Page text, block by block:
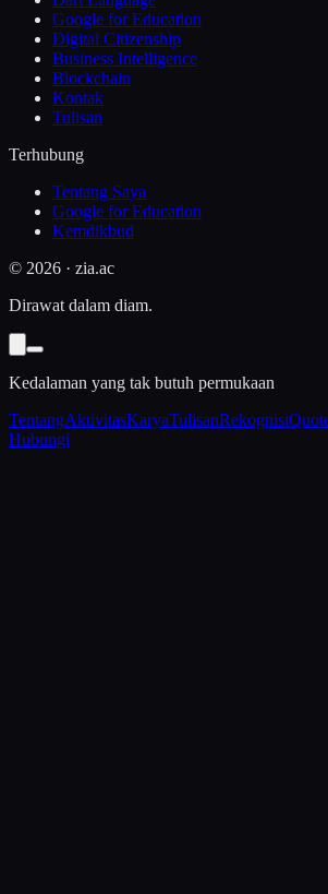
Google for Education
Digital Citizenship
Business Intelligence
Blockchain
Kontak
Tulisan
Terhubung
Tentang Saya
Google for Education
Kemdikbud
© 2026 · zia.ac
Dirawat dalam diam.
Kedalaman yang tak butuh permukaan
TentangAktivitasKaryaTulisanRekognisi
Hubungi